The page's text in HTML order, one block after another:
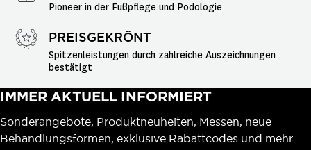
Pioneer in der Fußpflege und Podologie
PREISGEKRÖNT
Spitzenleistungen durch zahlreiche Auszeichnungen
bestätigt
IMMER AKTUELL INFORMIERT
Sonderangebote, Produktneuheiten, Messen, neue
Behandlungsformen, exklusive Rabattcodes und mehr.